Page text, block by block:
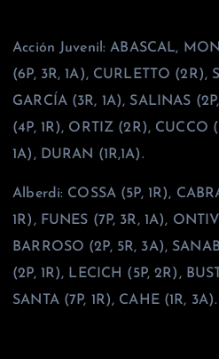
Acción Juvenil: ABASCAL,
(6P, 3R, 1A), CURLETTO (2R),
GARCÍA (3R, 1A), SALINAS
(4P, 1R), ORTIZ (2R), CUCCO
1A), DURAN (1R,1A).
Alberdi: COSSA (5P, 1R),
1R), FUNES (7P, 3R, 1A),
BARROSO (2P, 5R, 3A),
(2P, 1R), LECICH (5P, 2R),
SANTA (7P, 1R), CAHE (1R, 3A).